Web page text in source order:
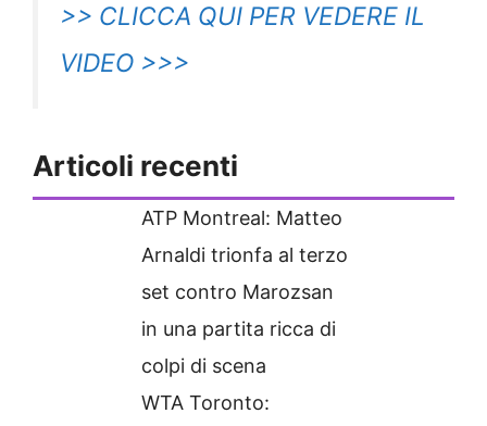
>> CLICCA QUI PER VEDERE IL
VIDEO >>>
Articoli recenti
ATP Montreal: Matteo
Arnaldi trionfa al terzo
set contro Marozsan
in una partita ricca di
colpi di scena
WTA Toronto: